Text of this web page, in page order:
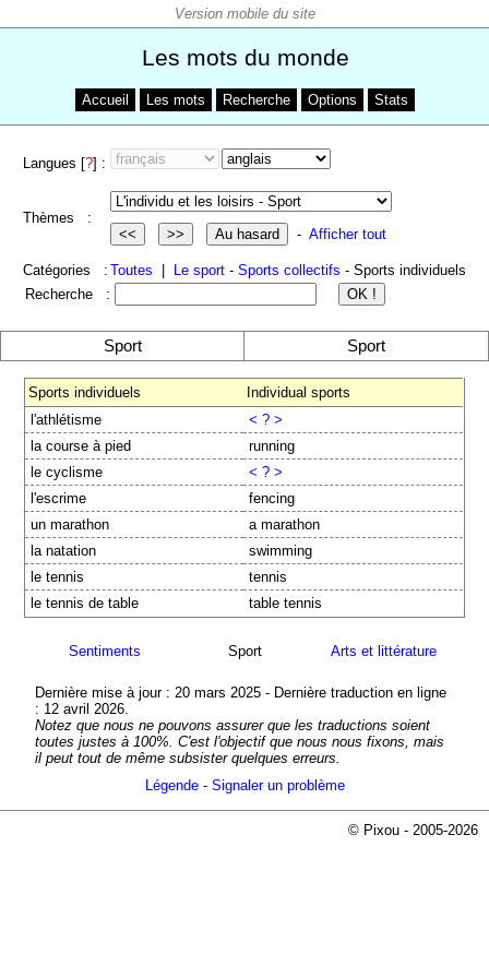
Les mots du monde
Accueil Les mots Recherche Options Stats
Langues [?] :
Thèmes :
- Afficher tout
Catégories : Toutes Le sport - Sports collectifs - Sports individuels
Recherche :
Sport Sport
Sports individuels
Individual sports
l'athlétisme
< ? >
la course à pied
running
le cyclisme
< ? >
l'escrime
fencing
un marathon
a marathon
la natation
swimming
le tennis
tennis
le tennis de table
table tennis
Sentiments Sport Arts et littérature
Dernière mise à jour : 20 mars 2025 - Dernière traduction en ligne
: 12 avril 2026.
Notez que nous ne pouvons assurer que les traductions soient
toutes justes à 100%. C'est l'objectif que nous nous fixons, mais
il peut tout de même subsister quelques erreurs.
Légende- Signaler un problème
© Pixou - 2005-2026